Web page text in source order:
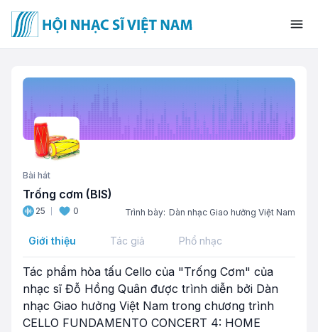
Bài hát
Trống cơm (BIS)
25 0 Trình bày: Dàn nhạc Giao hưởng Việt Nam
Giới thiệu Tác giả Phổ nhạc
Tác phẩm hòa tấu Cello của "Trống Cơm" của
nhạc sĩ Đỗ Hồng Quân được trình diễn bởi Dàn
nhạc Giao hưởng Việt Nam trong chương trình
CELLO FUNDAMENTO CONCERT 4: HOME